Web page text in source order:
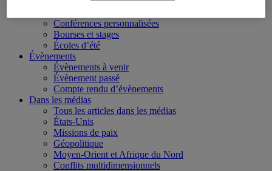
Conférences personnalisées
Bourses et stages
Écoles d’été
Évènements
Évènements à venir
Évènement passé
Compte rendu d’évènements
Dans les médias
Tous les articles dans les médias
États-Unis
Missions de paix
Géopolitique
Moyen-Orient et Afrique du Nord
Conflits multidimensionnels